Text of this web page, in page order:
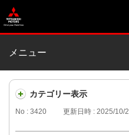
メニュー
カテゴリー表示
No : 3420 更新日時 : 2025/10/